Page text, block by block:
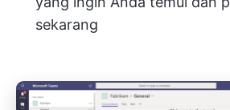
sekarang